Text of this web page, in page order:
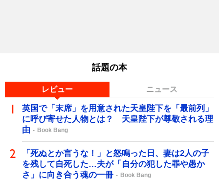
話題の本
レビュー ニュース
英国で「末席」を用意された天皇陛下を「最前列」
に呼び寄せた人物とは？ 天皇陛下が尊敬される理
由
Book Bang
「死ぬとか言うな！」と怒鳴った日、妻は2人の子
を残して自死した…夫が「自分の犯した罪や愚か
さ」に向き合う魂の一冊
Book Bang